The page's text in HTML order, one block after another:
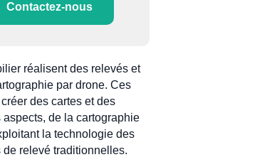
Contactez-nous
réalisent des relevés et
par drone. Ces
des cartes et des
de la cartographie
la technologie des
relevé traditionnelles.